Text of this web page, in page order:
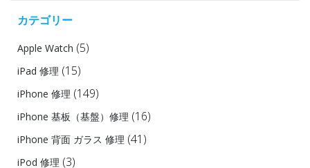
カ
イ
カテゴリー
Apple Watch (5)
iPad 修理 (15)
iPhone 修理 (149)
iPhone 基板（基盤）修理 (16)
iPhone 背面 ガラス 修理 (41)
iPod 修理 (3)